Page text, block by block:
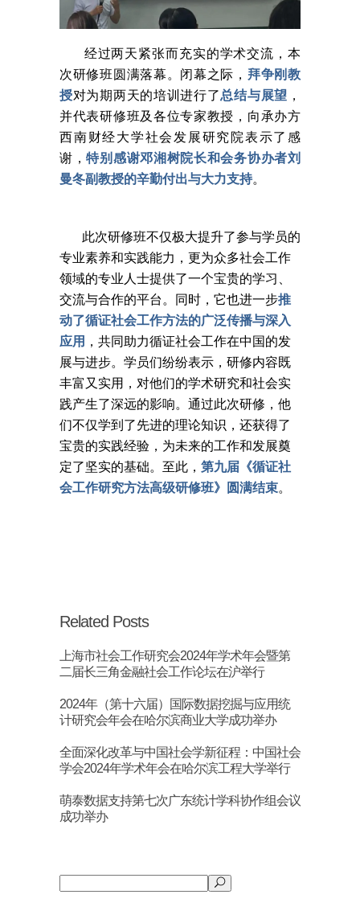
经过两天紧张而充实的学术交流，本
次研修班圆 满落幕。闭幕之际， 拜争刚教
授对为期两天的培训进行了总结与展望 ，
并代表研修班及各位专家教授，向承办方
西南财经大学社会发展研究院表示了感
谢，特别感谢邓湘树院长和会务协办者刘
曼冬副教授的辛勤付出与大力支持。
此次研修班不仅极大提升了参与学员的
专业素养和实践能力，更为众多社会工作
领域的专业人士提供了一个宝贵的学习、
交流与合作的平台。同时，它也进一步推
动了循证社会工作方法的广泛传播与深入
应用 ，共同助力循证社会工作在中国的发
展与进步。学员们纷纷表示，研修内容既
丰富又实用，对他们的学术研究和社会实
践产生了深远的影响。通过此次研修，他
们不仅学到了先进的理论知识，还获得了
宝贵的实践经验，为未来的工作和发展奠
定了坚实的基础。至此， 第九届《循证社
会工作研究方法高级研修班》圆满结束。
Related Posts
上海市社会工作研究会2024年学术年会暨第
二届长三角金融社会工作论坛在沪举行
2024年（第十六届）国际数据挖掘与应用统
计研究会年会在哈尔滨商业大学成功举办
全面深化改革与中国社会学新征程：中国社会
学会2024年学术年会在哈尔滨工程大学举行
萌泰数据支持第七次广东统计学科协作组会议
成功举办